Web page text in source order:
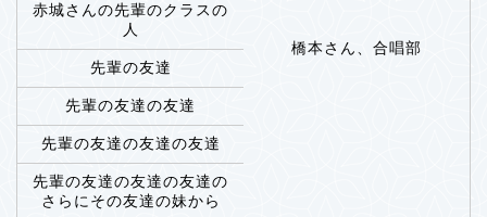
橋本さん、合唱部
赤城さんの先輩のクラスの
人
先輩の友達
先輩の友達の友達
先輩の友達の友達の友達
先輩の友達の友達の友達の
さらにその友達の妹から